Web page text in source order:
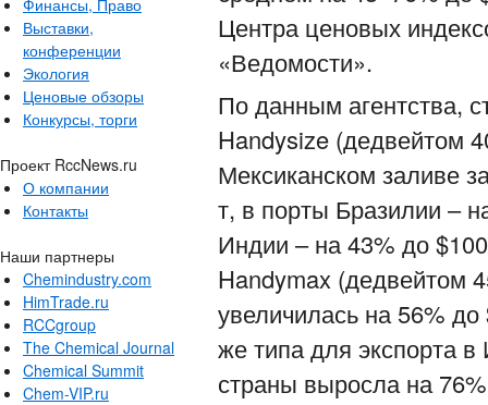
Финансы, Право
Выставки,
конференции
Экология
Ценовые обзоры
Конкурсы, торги
Проект RccNews.ru
О компании
Контакты
Наши партнеры
Chemindustry.com
HimTrade.ru
RCCgroup
The Chemical Journal
Chemical Summit
Chem-VIP.ru
Центра ценовых
«Ведомости».
По данным агентства,
Handysize (дедвейтом
Мексиканском заливе
т, в порты Бразилии –
Индии – на 43% до
Handymax (дедвейтом
увеличилась на 56%
же типа для экспорта
страны выросла на